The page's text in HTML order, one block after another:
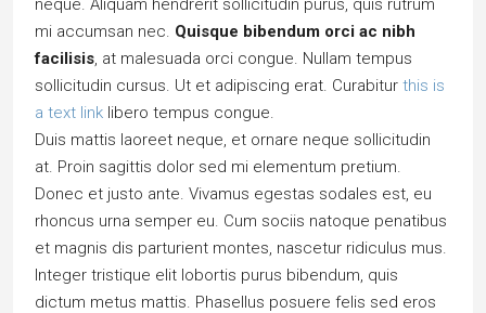
neque. Aliquam hendrerit sollicitudin purus, quis rutrum
mi accumsan nec. Quisque bibendum orci ac nibh
facilisis, at malesuada orci congue. Nullam tempus
sollicitudin cursus. Ut et adipiscing erat. Curabitur this is
a text link libero tempus congue.
Duis mattis laoreet neque, et ornare neque sollicitudin
at. Proin sagittis dolor sed mi elementum pretium.
Donec et justo ante. Vivamus egestas sodales est, eu
rhoncus urna semper eu. Cum sociis natoque penatibus
et magnis dis parturient montes, nascetur ridiculus mus.
Integer tristique elit lobortis purus bibendum, quis
dictum metus mattis. Phasellus posuere felis sed eros